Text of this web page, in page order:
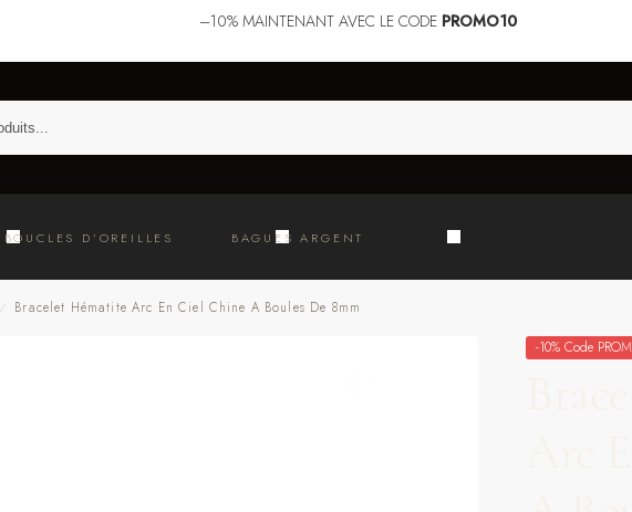
–10% MAINTENANT AVEC LE CODE PROMO10
BOUCLES D’OREILLES BAGUES ARGENT
/ Bracelet Hématite Arc En Ciel Chine A Boules De 8mm
-10% Code